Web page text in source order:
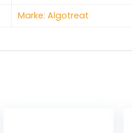
Marke: Algotreat